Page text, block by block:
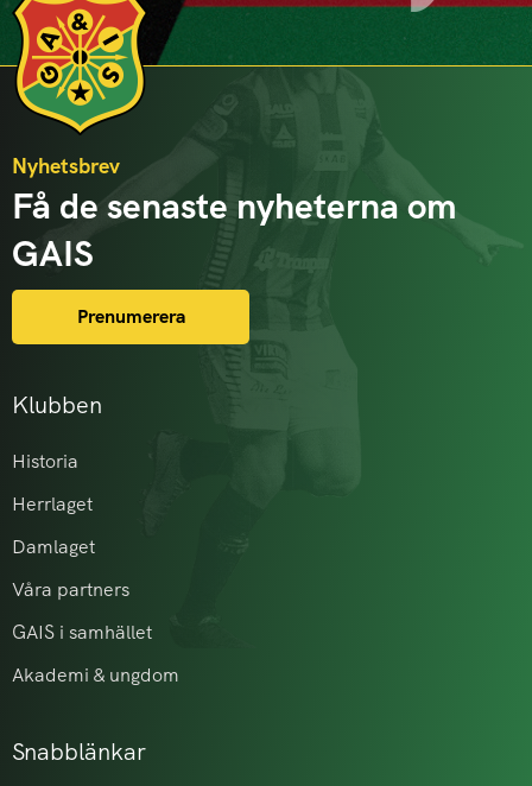
Klubben
Historia
Herrlaget
Damlaget
Våra partners
GAIS i samhället
Akademi & ungdom
Snabblänkar
Nyhetsbrev
Få de senaste nyheterna om
GAIS
Prenumerera